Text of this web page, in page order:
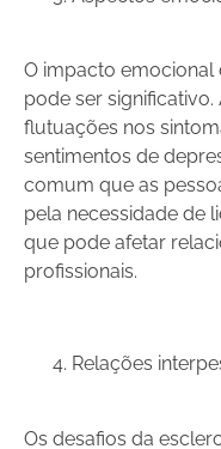
O impacto
pode ser
flutuações nos
sentimentos de
comum que as
pela necessidade de
que pode afetar
profissionais.
Relações
Os desafios da